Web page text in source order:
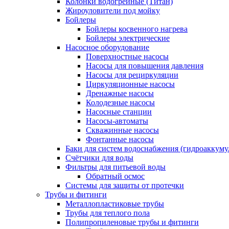
Жироуловители под мойку
Бойлеры
Бойлеры косвенного нагрева
Бойлеры электрические
Насосное оборудование
Поверхностные насосы
Насосы для повышения давления
Насосы для рециркуляции
Циркуляционные насосы
Дренажные насосы
Колодезные насосы
Насосные станции
Насосы-автоматы
Скважинные насосы
Фонтанные насосы
Баки для систем водоснабжения
Счётчики для воды
Фильтры для питьевой воды
Обратный осмос
Системы для защиты от протечки
Трубы и фитинги
Металлопластиковые трубы
Трубы для теплого пола
Полипропиленовые трубы и фитинги